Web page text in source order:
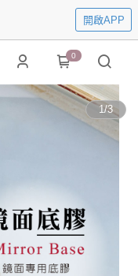
開啟APP
0
1/3